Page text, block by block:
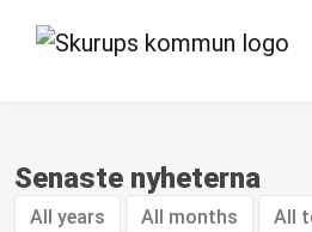
Senaste nyheterna
All years All months All